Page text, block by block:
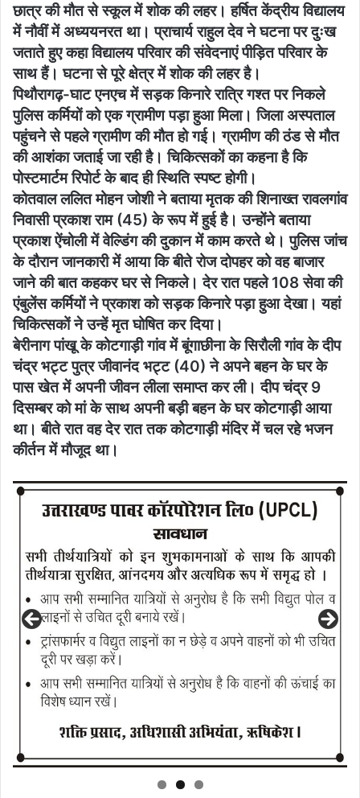
छात्र की मौत से स्कूल में शोक की लहर। हर्षित केंद्रीय विद्यालय
में नौवीं में अध्ययनरत था। प्राचार्य राहुल देव ने घटना पर दुःख
जताते हुए कहा विद्यालय परिवार की संवेदनाएं पीड़ित परिवार के
साथ हैं। घटना से पूरे क्षेत्र में शोक की लहर है।
पिथौरागढ़-घाट एनएच में सड़क किनारे रात्रि गश्त पर निकले
पुलिस कर्मियों को एक ग्रामीण पड़ा हुआ मिला। जिला अस्पताल
पहुंचने से पहले ग्रामीण की मौत हो गई। ग्रामीण की ठंड से मौत
की आशंका जताई जा रही है। चिकित्सकों का कहना है कि
पोस्टमार्टम रिपोर्ट के बाद ही स्थिति स्पष्ट होगी।
कोतवाल ललित मोहन जोशी ने बताया मृतक की शिनाख्त रावलगांव
निवासी प्रकाश राम (45) के रूप में हुई है। उन्होंने बताया
प्रकाश ऐंचोली में वेल्डिंग की दुकान में काम करते थे। पुलिस जांच
के दौरान जानकारी में आया कि बीते रोज दोपहर को वह बाजार
जाने की बात कहकर घर से निकले। देर रात पहले 108 सेवा की
एंबुलेंस कर्मियों ने प्रकाश को सड़क किनारे पड़ा हुआ देखा। यहां
चिकित्सकों ने उन्हें मृत घोषित कर दिया।
बेरीनाग पांखू के कोटगाड़ी गांव में बूंगाछीना के सिरौली गांव के दीप
चंद्र भट्ट पुत्र जीवानंद भट्ट (40) ने अपने बहन के घर के
पास खेत में अपनी जीवन लीला समाप्त कर ली। दीप चंद्र 9
दिसम्बर को मां के साथ अपनी बड़ी बहन के घर कोटगाड़ी आया
था। बीते रात वह देर रात तक कोटगाड़ी मंदिर में चल रहे भजन
कीर्तन में मौजूद था।